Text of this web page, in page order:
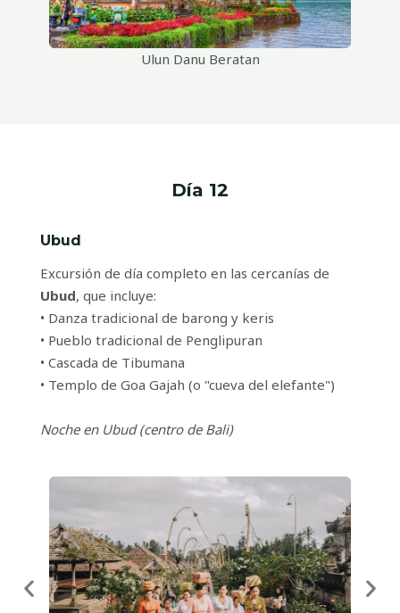
Ulun Danu Beratan
Día 12
Ubud
Excursión de día completo en las cercanías de
Ubud, que incluye:
• Danza tradicional de barong y keris
• Pueblo tradicional de Penglipuran
• Cascada de Tibumana
• Templo de Goa Gajah (o "cueva del elefante")
Noche en Ubud (centro de Bali)